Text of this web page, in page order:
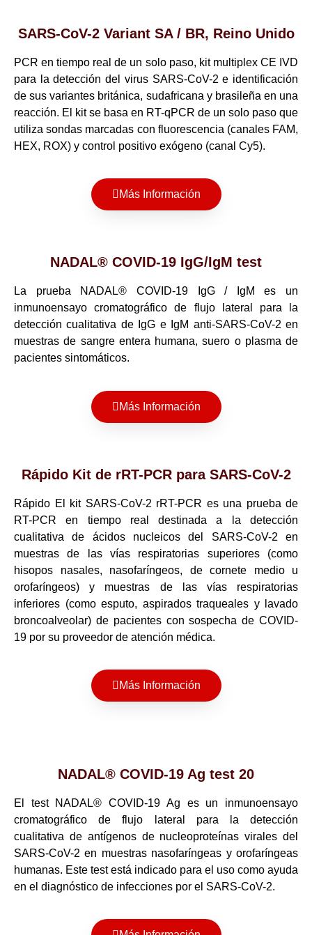
SARS-CoV-2 Variant SA / BR, Reino Unido
PCR en tiempo real de un solo paso, kit multiplex CE IVD
para la detección del virus SARS-CoV-2 e identificación
de sus variantes británica, sudafricana y brasileña en una
reacción. El kit se basa en RT-qPCR de un solo paso que
utiliza sondas marcadas con fluorescencia (canales FAM,
HEX, ROX) y control positivo exógeno (canal Cy5).
Más Información
NADAL® COVID-19 IgG/IgM test
La prueba NADAL® COVID-19 IgG / IgM es un
inmunoensayo cromatográfico de flujo lateral para la
detección cualitativa de IgG e IgM anti-SARS-CoV-2 en
muestras de sangre entera humana, suero o plasma de
pacientes sintomáticos.
Más Información
Rápido Kit de rRT-PCR para SARS-CoV-2
Rápido El kit SARS-CoV-2 rRT-PCR es una prueba de
RT-PCR en tiempo real destinada a la detección
cualitativa de ácidos nucleicos del SARS-CoV-2 en
muestras de las vías respiratorias superiores (como
hisopos nasales, nasofaríngeos, de cornete medio u
orofaríngeos) y muestras de las vías respiratorias
inferiores (como esputo, aspirados traqueales y lavado
broncoalveolar) de pacientes con sospecha de COVID-
19 por su proveedor de atención médica.
Más Información
NADAL® COVID-19 Ag test 20
El test NADAL® COVID-19 Ag es un inmunoensayo
cromatográfico de flujo lateral para la detección
cualitativa de antígenos de nucleoproteínas virales del
SARS-CoV-2 en muestras nasofaríngeas y orofaríngeas
humanas. Este test está indicado para el uso como ayuda
en el diagnóstico de infecciones por el SARS-CoV-2.